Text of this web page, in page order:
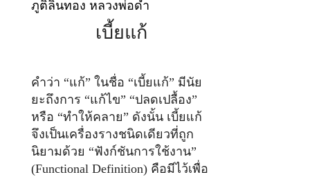
เบี้ยแก้
คำว่า “แก้” ในชื่อ “เบี้ยแก้” มีนัย
ยะถึงการ “แก้ไข” “ปลดเปลื้อง”
หรือ “ทำให้คลาย” ดังนั้น เบี้ยแก้
จึงเป็นเครื่องรางชนิดเดียวที่ถูก
นิยามด้วย “ฟังก์ชันการใช้งาน”
(Functional Definition) คือมีไว้เพื่อ